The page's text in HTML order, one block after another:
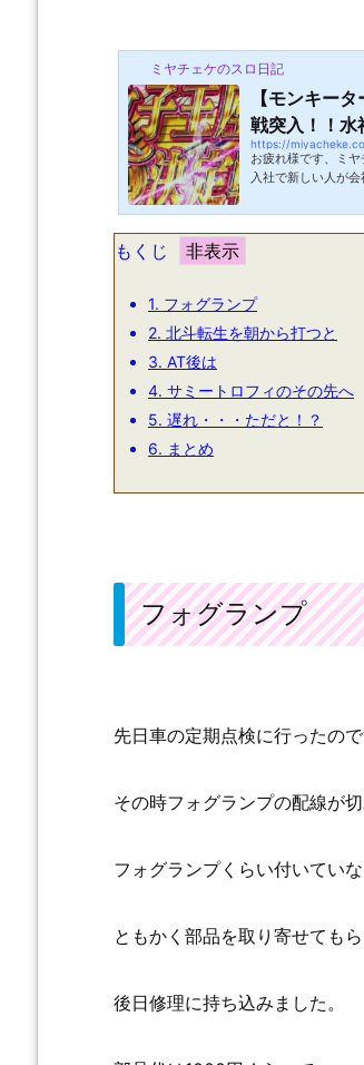
ミヤチェケのスロ日記
【モンキー
戦突入！！水
https://
お疲れ様です、ミ
入社で新しい人が
途入社の年上の人
絶対嫌われるので
もくじ
1. フォグランプ
2. 北斗転生を朝から打つと
3. AT後は
4. サミートロフィのその先へ
5. 遅れ・・・ただと！？
6. まとめ
フォグランプ
先日車の定期点検に行ったの
その時フォグランプの配線が
フォグランプくらい付いてい
ともかく部品を取り寄せても
後日修理に持ち込みました。